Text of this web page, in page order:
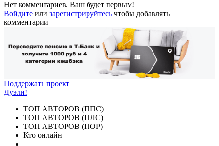
Нет комментариев. Ваш будет первым!
Войдите или зарегистрируйтесь чтобы добавлять
комментарии
Поддержать проект
Дуэли!
ТОП АВТОРОВ (ППС)
ТОП АВТОРОВ (ПЛС)
ТОП АВТОРОВ (ПОР)
Кто онлайн